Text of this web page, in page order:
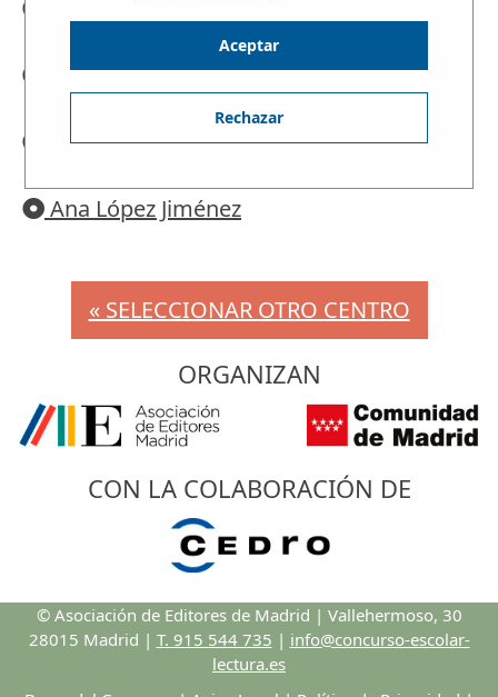
Carolina Horcajada Román
Natalia García Rivero
Ana López Jiménez
« SELECCIONAR OTRO CENTRO
ORGANIZAN
CON LA COLABORACIÓN DE
© Asociación de Editores de Madrid | Vallehermoso, 30
28015 Madrid | T. 915 544 735 | info@concurso-escolar-
lectura.es
Aceptar
Rechazar